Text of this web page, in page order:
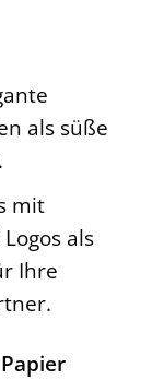
als süße
mit
als
Ihre